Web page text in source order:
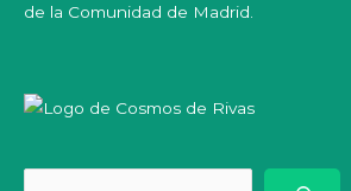
de la Comunidad de Madrid.